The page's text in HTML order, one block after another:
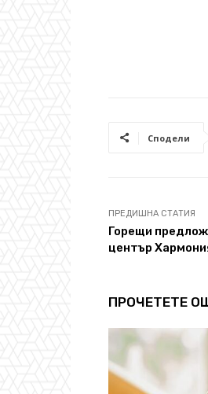
Сподели
ПРЕДИШНА СТАТИЯ
Горещи
център
ПРОЧЕТЕТЕ